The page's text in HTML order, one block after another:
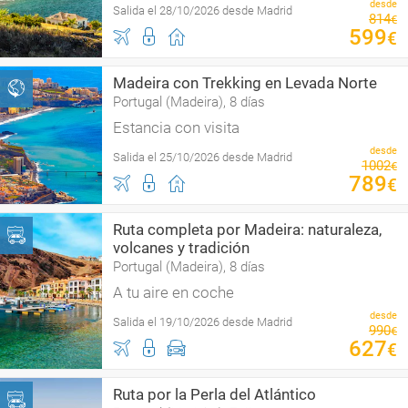
Salida el 28/10/2026 desde Madrid desde
814€
599€
Madeira con Trekking en Levada Norte
Portugal (Madeira), 8 días
Estancia con visita
Salida el 25/10/2026 desde Madrid desde
1002€
789€
Ruta completa por Madeira: naturaleza,
volcanes y tradición
Portugal (Madeira), 8 días
A tu aire en coche
Salida el 19/10/2026 desde Madrid desde
990€
627€
Ruta por la Perla del Atlántico